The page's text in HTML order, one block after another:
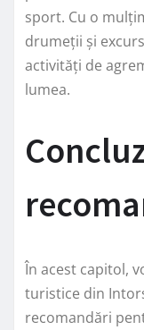
sport. Cu o
drumeții și
activități de
lumea.
În acest capitol,
turistice din
recomandări